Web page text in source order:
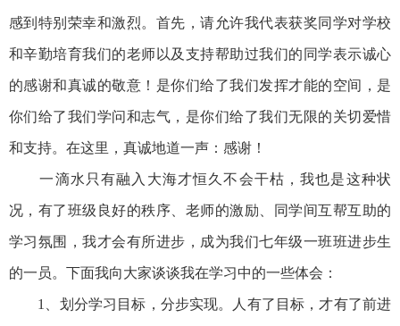
感到特别荣幸和激烈。首先，请允许我代表获奖同学对学校
和辛勤培育我们的老师以及支持帮助过我们的同学表示诚心
的感谢和真诚的敬意！是你们给了我们发挥才能的空间，是
你们给了我们学问和志气，是你们给了我们无限的关切爱惜
和支持。在这里，真诚地道一声：感谢！
一滴水只有融入大海才恒久不会干枯，我也是这种状
况，有了班级良好的秩序、老师的激励、同学间互帮互助的
学习氛围，我才会有所进步，成为我们七年级一班班进步生
的一员。下面我向大家谈谈我在学习中的一些体会：
1、划分学习目标，分步实现。人有了目标，才有了前进